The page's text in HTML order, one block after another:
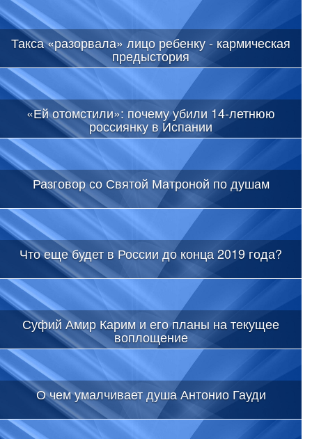
Такса «разорвала» лицо ребенку - кармическая
предыстория
«Ей отомстили»: почему убили 14-летнюю
россиянку в Испании
Разговор со Святой Матроной по душам
Что еще будет в России до конца 2019 года?
Суфий Амир Карим и его планы на текущее
воплощение
О чем умалчивает душа Антонио Гауди